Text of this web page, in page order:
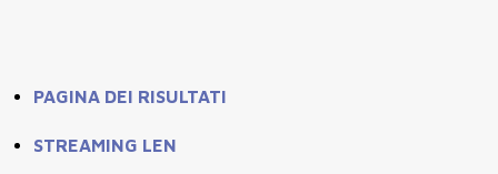
PAGINA DEI RISULTATI
STREAMING LEN